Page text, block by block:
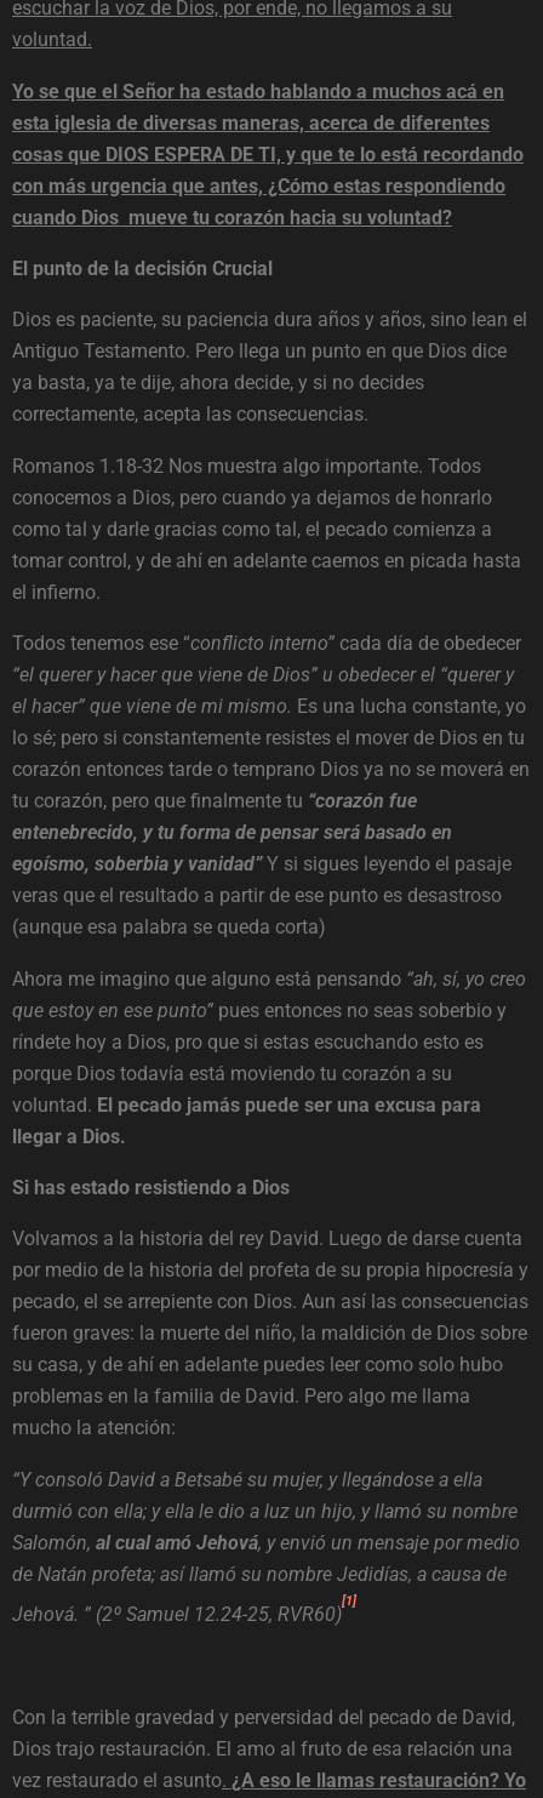
escuchar la voz de Dios, por ende, no llegamos a su
voluntad.
Yo se que el Señor ha estado hablando a muchos acá en
esta iglesia de diversas maneras, acerca de diferentes
cosas que DIOS ESPERA DE TI, y que te lo está recordando
con más urgencia que antes, ¿Cómo estas respondiendo
cuando Dios mueve tu corazón hacia su voluntad?
El punto de la decisión Crucial
Dios es paciente, su paciencia dura años y años, sino lean el
Antiguo Testamento. Pero llega un punto en que Dios dice
ya basta, ya te dije, ahora decide, y si no decides
correctamente, acepta las consecuencias.
Romanos 1.18-32 Nos muestra algo importante. Todos
conocemos a Dios, pero cuando ya dejamos de honrarlo
como tal y darle gracias como tal, el pecado comienza a
tomar control, y de ahí en adelante caemos en picada hasta
el infierno.
Todos tenemos ese “conflicto interno” cada día de obedecer
“el querer y hacer que viene de Dios” u obedecer el “querer y
el hacer” que viene de mi mismo. Es una lucha constante, yo
lo sé; pero si constantemente resistes el mover de Dios en tu
corazón entonces tarde o temprano Dios ya no se moverá en
tu corazón, pero que finalmente tu “corazón fue
entenebrecido, y tu forma de pensar será basado en
egoísmo, soberbia y vanidad”Y si sigues leyendo el pasaje
veras que el resultado a partir de ese punto es desastroso
(aunque esa palabra se queda corta)
Ahora me imagino que alguno está pensando “ah, sí, yo creo
que estoy en ese punto” pues entonces no seas soberbio y
ríndete hoy a Dios, pro que si estas escuchando esto es
porque Dios todavía está moviendo tu corazón a su
voluntad. El pecado jamás puede ser una excusa para
llegar a Dios.
Si has estado resistiendo a Dios
Volvamos a la historia del rey David. Luego de darse cuenta
por medio de la historia del profeta de su propia hipocresía y
pecado, el se arrepiente con Dios. Aun así las consecuencias
fueron graves: la muerte del niño, la maldición de Dios sobre
su casa, y de ahí en adelante puedes leer como solo hubo
problemas en la familia de David. Pero algo me llama
mucho la atención:
“Y consoló David a Betsabé su mujer, y llegándose a ella
durmió con ella; y ella le dio a luz un hijo, y llamó su nombre
Salomón, al cual amó Jehová, y envió un mensaje por medio
de Natán profeta; así llamó su nombre Jedidías, a causa de
Jehová. ” (2º Samuel 12.24-25, RVR60)
[1]
Con la terrible gravedad y perversidad del pecado de David,
Dios trajo restauración. El amo al fruto de esa relación una
vez restaurado el asunto. ¿A eso le llamas restauración? Yo